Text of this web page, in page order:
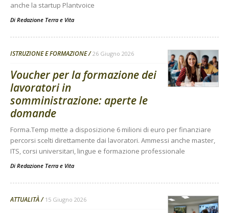
anche la startup Plantvoice
Di Redazione Terra e Vita
ISTRUZIONE E FORMAZIONE 26 Giugno 2026
Voucher per la formazione dei
lavoratori in
somministrazione: aperte le
domande
Forma.Temp mette a disposizione 6 milioni di euro per finanziare
percorsi scelti direttamente dai lavoratori. Ammessi anche master,
ITS, corsi universitari, lingue e formazione professionale
Di Redazione Terra e Vita
ATTUALITÀ 15 Giugno 2026